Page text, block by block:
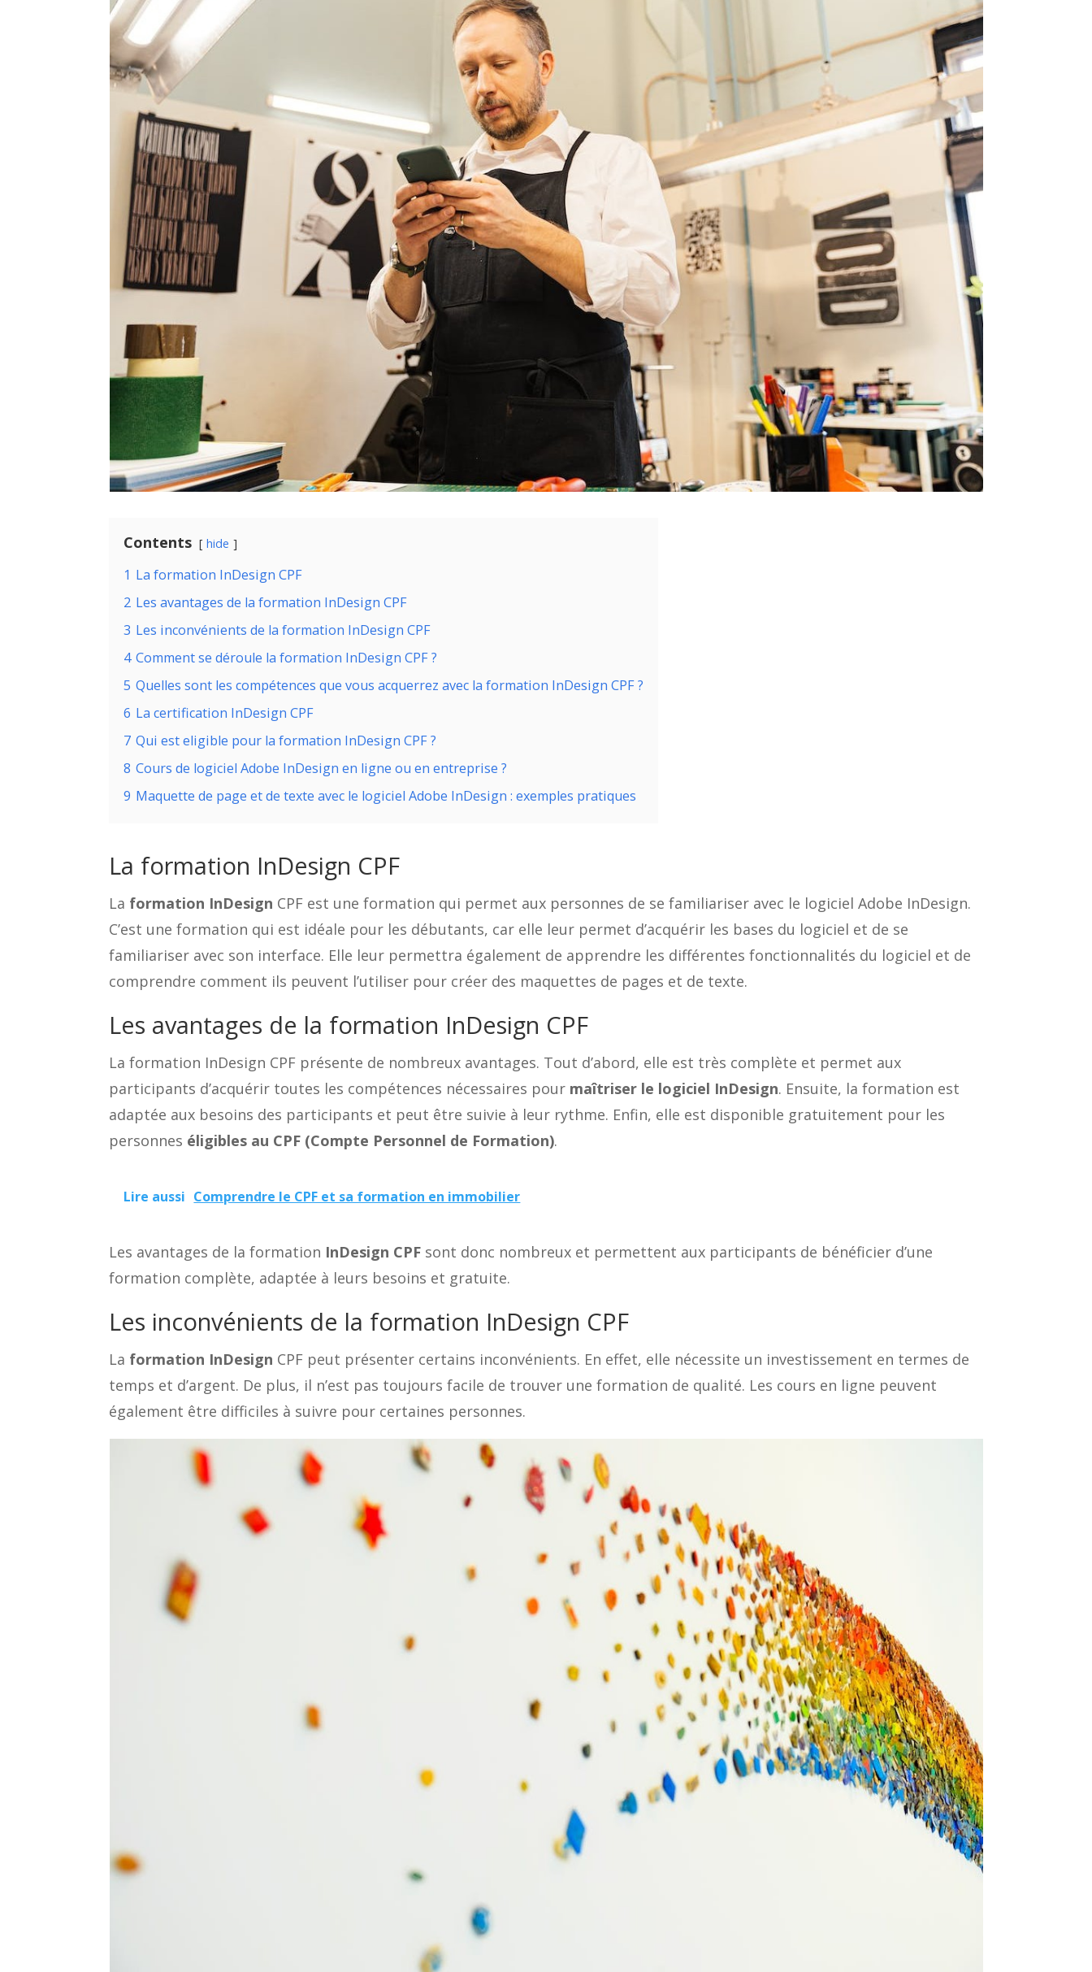
Contents hide
1 La formation InDesign CPF
2 Les avantages de la formation InDesign CPF
3 Les inconvénients de la formation InDesign CPF
4 Comment se déroule la formation InDesign CPF ?
5 Quelles sont les compétences que vous acquerrez avec la formation InDesign CPF ?
6 La certification InDesign CPF
7 Qui est eligible pour la formation InDesign CPF ?
8 Cours de logiciel Adobe InDesign en ligne ou en entreprise ?
9 Maquette de page et de texte avec le logiciel Adobe InDesign : exemples pratiques
La formation InDesign CPF
La formation InDesign CPF est une formation qui permet aux personnes de se familiariser avec le logiciel Adobe InDesign.
C’est une formation qui est idéale pour les débutants, car elle leur permet d’acquérir les bases du logiciel et de se
familiariser avec son interface. Elle leur permettra également de apprendre les différentes fonctionnalités du logiciel et de
comprendre comment ils peuvent l’utiliser pour créer des maquettes de pages et de texte.
Les avantages de la formation InDesign CPF
La formation InDesign CPF présente de nombreux avantages. Tout d’abord, elle est très complète et permet aux
participants d’acquérir toutes les compétences nécessaires pour maîtriser le logiciel InDesign. Ensuite, la formation est
adaptée aux besoins des participants et peut être suivie à leur rythme. Enfin, elle est disponible gratuitement pour les
personnes éligibles au CPF (Compte Personnel de Formation).
Lire aussi Comprendre le CPF et sa formation en immobilier
Les avantages de la formation InDesign CPF sont donc nombreux et permettent aux participants de bénéficier d’une
formation complète, adaptée à leurs besoins et gratuite.
Les inconvénients de la formation InDesign CPF
La formation InDesign CPF peut présenter certains inconvénients. En effet, elle nécessite un investissement en termes de
temps et d’argent. De plus, il n’est pas toujours facile de trouver une formation de qualité. Les cours en ligne peuvent
également être difficiles à suivre pour certaines personnes.